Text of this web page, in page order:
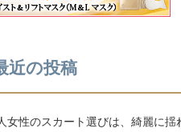
近の投稿
女性のスカート選びは、綺麗に揺